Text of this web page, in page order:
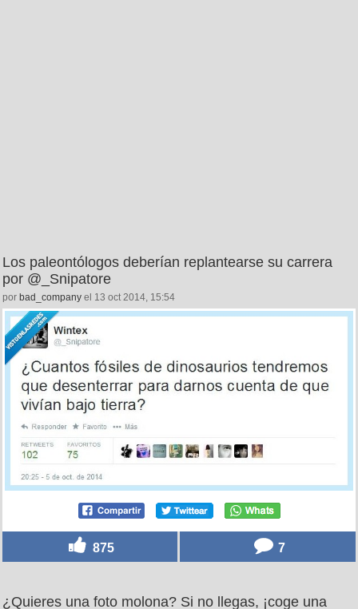
Los paleontólogos deberían replantearse su carrera
por @_Snipatore
por bad_company el 13 oct 2014, 15:54
875 7
¿Quieres una foto molona? Si no llegas, ¡coge una